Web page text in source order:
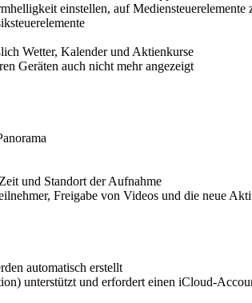
einstellen, auf
Wetter, Kalender und Aktienkurse
Geräten auch nicht mehr angezeigt
und Standort der Aufnahme
Freigabe von Videos und die neue
automatisch erstellt
unterstützt und erfordert einen iCloud-